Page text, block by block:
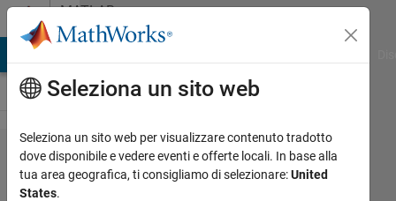
Vai al contenutoMATLAB
Answers
Frequency
scaling of
Seleziona un sito web
Seleziona un sito web per visualizzare contenuto tradotto
dove disponibile e vedere eventi e offerte locali. In base alla
tua area geografica, ti consigliamo di selezionare:United
States.